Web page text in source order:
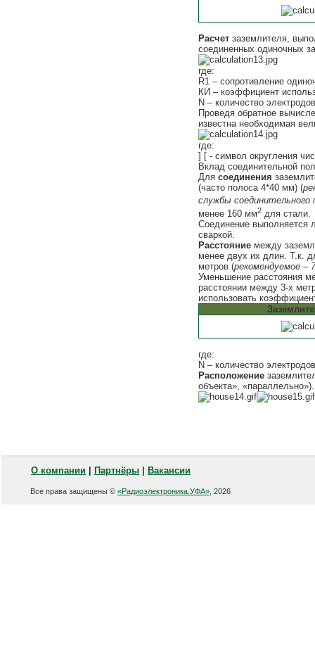
Расчет заземлителя,
соединенных одиночных
где:
R1 – сопротивление
КИ – коэффициент
N – количество
Проведя обратное
известна необходимая
где:
] [ - символ округления
Вклад соединительной
Для соединения
(часто полоса 4*40 мм) (
службы соединительного
менее 160 мм2 для стали.
Соединение выполняется
сваркой.
Расстояние между
менее двух их длин. Т.к.
метров (рекомендуемое –
Уменьшение расстояния
расстоянии между 3-х
использовать
где:
N – количество
Расположение
объекта», «параллельно»).
О компании Партнёры Вакансии
Все права защищены © «Радиоэлектроника.УФА» , 2026